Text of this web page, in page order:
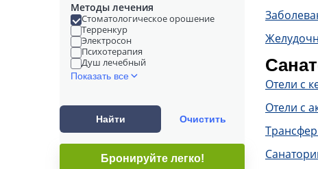
Методы лечения
Стоматологическое орошение
Терренкур
Электросон
Психотерапия
Душ лечебный
Показать все
Найти Очистить
Бронируйте легко!
Отели с
Отели с